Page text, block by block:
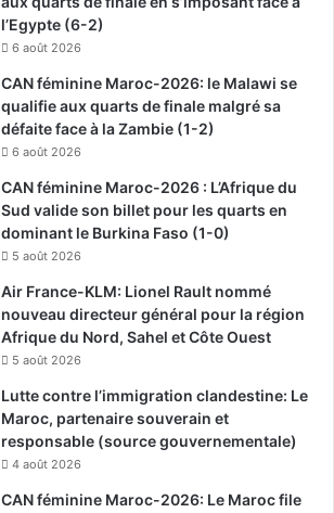
l’Egypte (6-2)
6 août 2026
CAN féminine Maroc-2026: le Malawi se
qualifie aux quarts de finale malgré sa
défaite face à la Zambie (1-2)
6 août 2026
CAN féminine Maroc-2026 : L’Afrique du
Sud valide son billet pour les quarts en
dominant le Burkina Faso (1-0)
5 août 2026
Air France-KLM: Lionel Rault nommé
nouveau directeur général pour la région
Afrique du Nord, Sahel et Côte Ouest
5 août 2026
Lutte contre l’immigration clandestine: Le
Maroc, partenaire souverain et
responsable (source gouvernementale)
4 août 2026
CAN féminine Maroc-2026: Le Maroc file